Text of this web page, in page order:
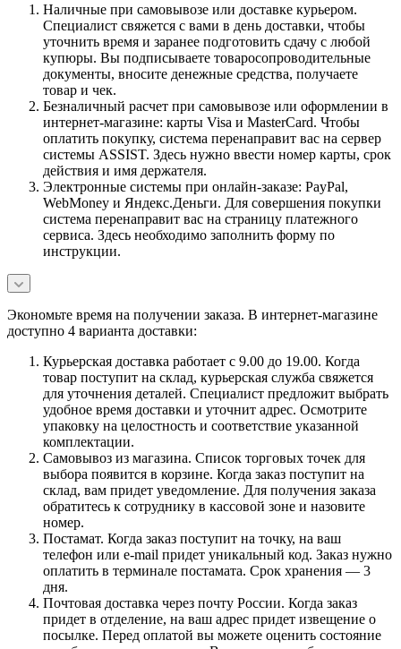
Наличные при самовывозе или доставке курьером.
Специалист свяжется с вами в день доставки, чтобы
уточнить время и заранее подготовить сдачу с любой
купюры. Вы подписываете товаросопроводительные
документы, вносите денежные средства, получаете
товар и чек.
Безналичный расчет при самовывозе или оформлении в
интернет-магазине: карты Visa и MasterCard. Чтобы
оплатить покупку, система перенаправит вас на сервер
системы ASSIST. Здесь нужно ввести номер карты, срок
действия и имя держателя.
Электронные системы при онлайн-заказе: PayPal,
WebMoney и Яндекс.Деньги. Для совершения покупки
система перенаправит вас на страницу платежного
сервиса. Здесь необходимо заполнить форму по
инструкции.
Экономьте время на получении заказа. В интернет-магазине
доступно 4 варианта доставки:
Курьерская доставка работает с 9.00 до 19.00. Когда
товар поступит на склад, курьерская служба свяжется
для уточнения деталей. Специалист предложит выбрать
удобное время доставки и уточнит адрес. Осмотрите
упаковку на целостность и соответствие указанной
комплектации.
Самовывоз из магазина. Список торговых точек для
выбора появится в корзине. Когда заказ поступит на
склад, вам придет уведомление. Для получения заказа
обратитесь к сотруднику в кассовой зоне и назовите
номер.
Постамат. Когда заказ поступит на точку, на ваш
телефон или e-mail придет уникальный код. Заказ нужно
оплатить в терминале постамата. Срок хранения — 3
дня.
Почтовая доставка через почту России. Когда заказ
придет в отделение, на ваш адрес придет извещение о
посылке. Перед оплатой вы можете оценить состояние